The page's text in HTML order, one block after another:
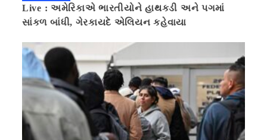
Live : અમેરિકાએ ભારતીયોને હાથકડી અને પગમાં
સાંકળ બાંધી, ગેરકાયદે એલિયન કહેવાયા